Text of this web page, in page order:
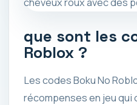
que sont les
Roblox ?
Les codes Boku No
récompenses en jeu qui